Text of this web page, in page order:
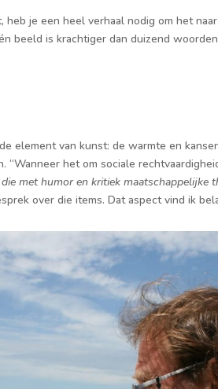
heb je een heel verhaal nodig om het
beeld is krachtiger dan duizend
element van kunst: de warmte en
“Wanneer het om sociale
met humor en kritiek maatschappelijke
over die items. Dat aspect vind ik